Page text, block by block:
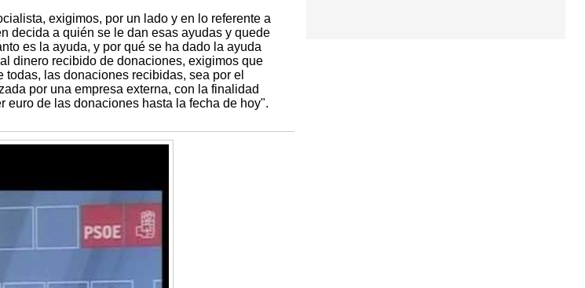
exigimos, por un lado y en lo referente a
decida a quién se le dan esas ayudas y quede
es la ayuda, y por qué se ha dado la ayuda
dinero recibido de donaciones, exigimos que
las donaciones recibidas, sea por el
por una empresa externa, con la finalidad
euro de las donaciones hasta la fecha de hoy".